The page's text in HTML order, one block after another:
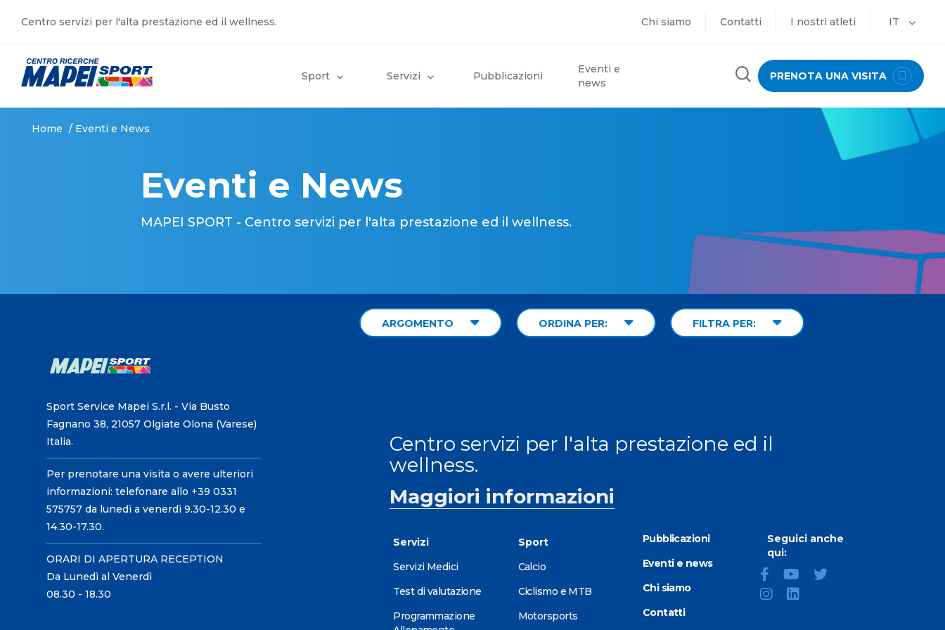
Centro servizi per l'alta prestazione ed il wellness. Chi siamo Contatti I nostri atleti IT
Sport Servizi Pubblicazioni
Eventi e
news
PRENOTA UNA VISITA
Home / Eventi e News
Eventi e News
MAPEI SPORT - Centro servizi per l'alta prestazione ed il wellness.
ARGOMENTO ORDINA PER: FILTRA PER:
Sport Service Mapei S.r.l. - Via Busto
Fagnano 38, 21057 Olgiate Olona (Varese)
Italia.
Per prenotare una visita o avere ulteriori
informazioni: telefonare allo +39 0331
575757 da lunedì a venerdì 9.30-12.30 e
14.30-17.30.
ORARI DI APERTURA RECEPTION
Da Lunedì al Venerdì
08.30 - 18.30
Centro servizi per l'alta prestazione ed il
wellness.
Maggiori informazioni
Servizi
Servizi Medici
Test di valutazione
Programmazione
Sport
Calcio
Ciclismo e MTB
Motorsports
Pubblicazioni
Eventi e news
Chi siamo
Contatti
Seguici anche
qui: